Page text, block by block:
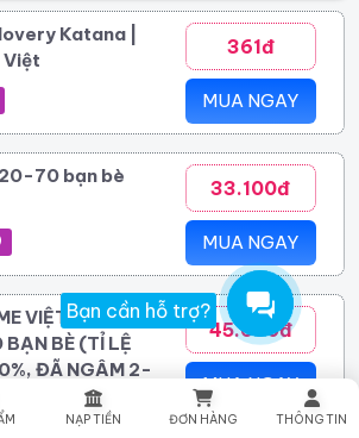
Bạn cần hỗ trợ?
NẠP TIỀN ĐƠN HÀNG THÔNG TIN
Katana |
Việt
361đ
MUA NGAY
70 bạn bè
33.100đ
MUA NGAY
VIỆT NGOẠI
BÈ (TỈ LỆ
ĐÃ NGÂM 2-
45.600đ
MUA NGAY